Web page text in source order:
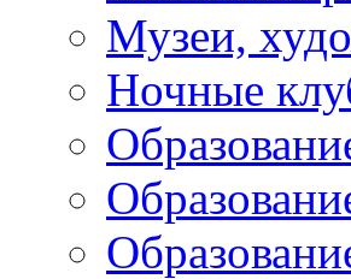
Музеи,
Ночные